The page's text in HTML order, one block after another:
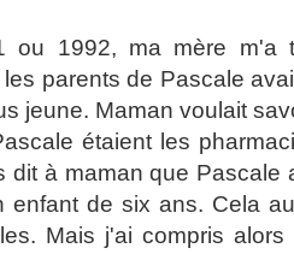
ou 1992, ma mère m'a
parents de Pascale
jeune. Maman voulait
étaient les
dit à maman que Pascale
enfant de six ans. Cela
Mais j'ai compris